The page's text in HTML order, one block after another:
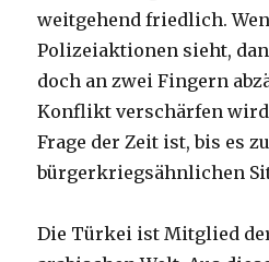
weitgehend friedlich.
Polizeiaktionen sieht,
doch an zwei Fingern
Konflikt verschärfen wird
Frage der Zeit ist, bis es
bürgerkriegsähnlichen
Die Türkei ist Mitglied